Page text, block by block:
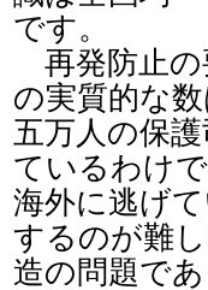
です。
再発防止の
の実質的な
五万人の保
ているわけ
海外に逃げ
するのが難
造の問題で